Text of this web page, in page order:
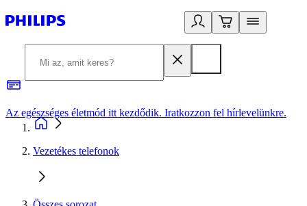
Az egészséges életmód itt kezdődik. Iratkozzon fel hírlevelünkre.
Vezetékes telefonok